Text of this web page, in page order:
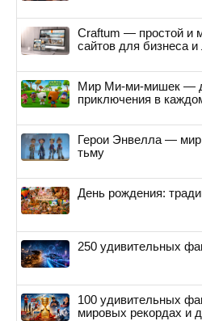
Craftum — простой и
сайтов для бизнеса и
Мир Ми-ми-мишек —
приключения в
Герои Энвелла —
тьму
День рождения:
250 удивительных
100 удивительных
мировых рекордах и